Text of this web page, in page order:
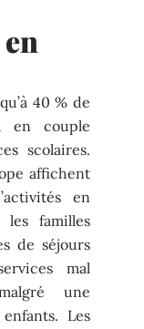
40 % de
en couple
scolaires.
affichent
en
les familles
de séjours
mal
une
Les